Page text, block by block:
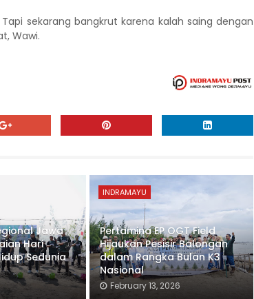
sekarang bangkrut karena kalah saing dengan
Wawi.
Jawa
Hari
Sedunia
INDRAMAYU
Pertamina EP OGT Field
Hijaukan Pesisir Balongan
dalam Rangka Bulan K3
Nasional
February 13, 2026